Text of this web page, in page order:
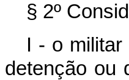
§ 2º
I - o
detenção ou